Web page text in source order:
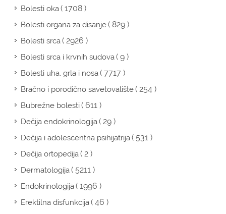
Bolesti oka( 1708 )
Bolesti organa za disanje( 829 )
Bolesti srca( 2926 )
Bolesti srca i krvnih sudova( 9 )
Bolesti uha, grla i nosa( 7717 )
Bračno i porodično savetovalište( 254 )
Bubrežne bolesti( 611 )
Dečija endokrinologija( 29 )
Dečija i adolescentna psihijatrija( 531 )
Dečija ortopedija( 2 )
Dermatologija( 5211 )
Endokrinologija( 1996 )
Erektilna disfunkcija( 46 )